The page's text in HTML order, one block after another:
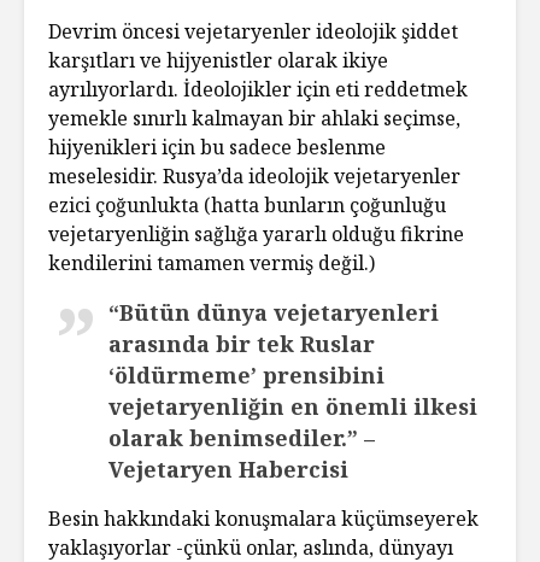
Devrim öncesi vejetaryenler ideolojik şiddet
karşıtları ve hijyenistler olarak ikiye
ayrılıyorlardı. İdeolojikler için eti reddetmek
yemekle sınırlı kalmayan bir ahlaki seçimse,
hijyenikleri için bu sadece beslenme
meselesidir. Rusya’da ideolojik vejetaryenler
ezici çoğunlukta (hatta bunların çoğunluğu
vejetaryenliğin sağlığa yararlı olduğu fikrine
kendilerini tamamen vermiş değil.)
“Bütün dünya vejetaryenleri
arasında bir tek Ruslar
‘öldürmeme’ prensibini
vejetaryenliğin en önemli ilkesi
olarak benimsediler.” –
Vejetaryen Habercisi
Besin hakkındaki konuşmalara küçümseyerek
yaklaşıyorlar -çünkü onlar, aslında, dünyayı